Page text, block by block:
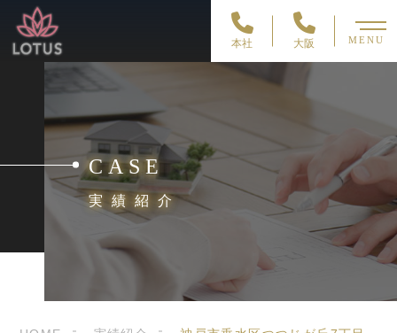
本社 大阪 MENU
CASE
実績紹介